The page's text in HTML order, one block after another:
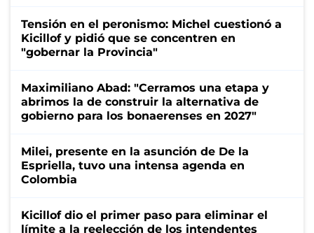
Tensión en el peronismo: Michel cuestionó a
Kicillof y pidió que se concentren en
"gobernar la Provincia"
Maximiliano Abad: "Cerramos una etapa y
abrimos la de construir la alternativa de
gobierno para los bonaerenses en 2027"
Milei, presente en la asunción de De la
Espriella, tuvo una intensa agenda en
Colombia
Kicillof dio el primer paso para eliminar el
límite a la reelección de los intendentes